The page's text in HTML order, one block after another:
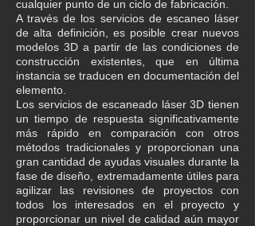
cualquier punto de un ciclo de fabricación.
A través de los servicios de escaneo láser
de alta definición, es posible crear nuevos
modelos 3D a partir de las condiciones de
construcción existentes, que en última
instancia se traducen en documentación del
elemento.
Los servicios de escaneado láser 3D tienen
un tiempo de respuesta significativamente
más rápido en comparación con otros
métodos tradicionales y proporcionan una
gran cantidad de ayudas visuales durante la
fase de diseño, extremadamente útiles para
agilizar las revisiones de proyectos con
todos los interesados en el proyecto y
proporcionar un nivel de calidad aún mayor